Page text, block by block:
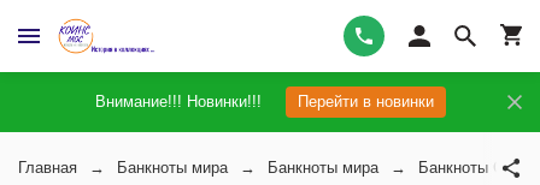
Внимание!!! Новинки!!! Перейти в новинки
Главная Банкноты мира Банкноты мира Банкноты